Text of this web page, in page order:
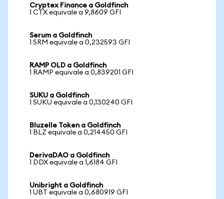
Cryptex Finance a Goldfinch
1 CTX equivale a 9,8609 GFI
Serum a Goldfinch
1 SRM equivale a 0,232593 GFI
RAMP OLD a Goldfinch
1 RAMP equivale a 0,839201 GFI
SUKU a Goldfinch
1 SUKU equivale a 0,130240 GFI
Bluzelle Token a Goldfinch
1 BLZ equivale a 0,214450 GFI
DerivaDAO a Goldfinch
1 DDX equivale a 1,6184 GFI
Unibright a Goldfinch
1 UBT equivale a 0,680919 GFI